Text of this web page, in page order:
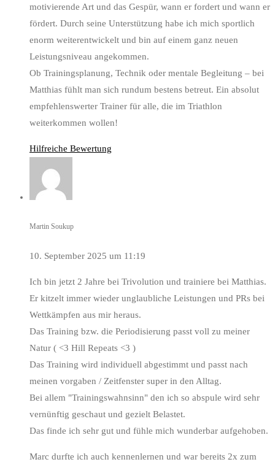
motivierende Art und das Gespür, wann er fordert und wann er
fördert. Durch seine Unterstützung habe ich mich sportlich
enorm weiterentwickelt und bin auf einem ganz neuen
Leistungsniveau angekommen.
Ob Trainingsplanung, Technik oder mentale Begleitung – bei
Matthias fühlt man sich rundum bestens betreut. Ein absolut
empfehlenswerter Trainer für alle, die im Triathlon
weiterkommen wollen!
Hilfreiche Bewertung
Martin Soukup
10. September 2025 um 11:19
Ich bin jetzt 2 Jahre bei Trivolution und trainiere bei Matthias.
Er kitzelt immer wieder unglaubliche Leistungen und PRs bei
Wettkämpfen aus mir heraus.
Das Training bzw. die Periodisierung passt voll zu meiner
Natur ( <3 Hill Repeats <3 )
Das Training wird individuell abgestimmt und passt nach
meinen vorgaben / Zeitfenster super in den Alltag.
Bei allem "Trainingswahnsinn" den ich so abspule wird sehr
vernünftig geschaut und gezielt Belastet.
Das finde ich sehr gut und fühle mich wunderbar aufgehoben.
Marc durfte ich auch kennenlernen und war bereits 2x zum